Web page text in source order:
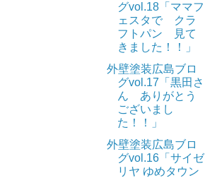
グvol.18「ママフ
ェスタで クラ
フトパン 見て
きました！！」
外壁塗装広島ブロ
グvol.17「黒田さ
ん ありがとう
ございまし
た！！」
外壁塗装広島ブロ
グvol.16「サイゼ
リヤ ゆめタウン